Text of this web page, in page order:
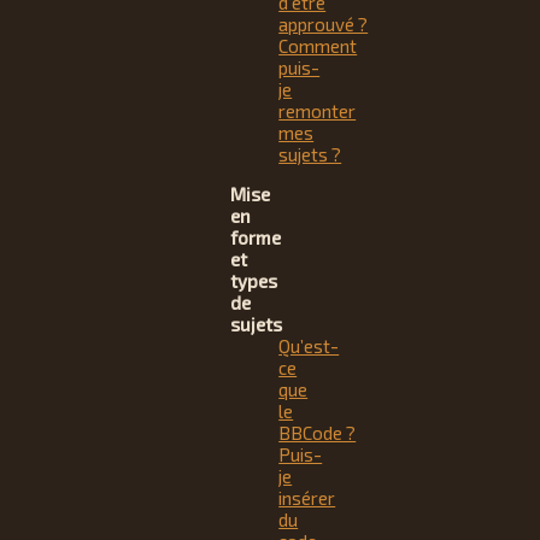
approuvé ?
Comment
puis-
je
remonter
mes
sujets ?
Mise
en
forme
et
types
de
sujets
Qu’est-
ce
que
le
BBCode ?
Puis-
je
insérer
du